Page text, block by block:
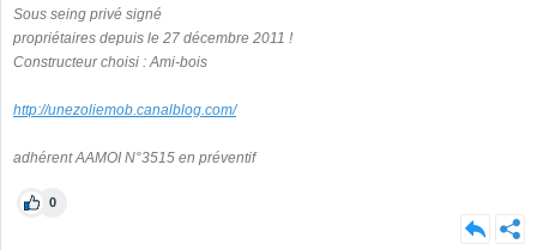
Sous seing privé signé
propriétaires depuis le 27 décembre 2011 !
Constructeur choisi : Ami-bois
http://unezoliemob.canalblog.com/
adhérent AAMOI N°3515 en préventif
0